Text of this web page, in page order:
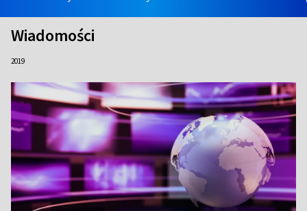
Wiadomości
2019